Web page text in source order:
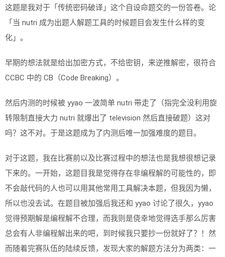
这题是我对于「传统密码破译」这个自设命题交的一份答卷。论
「当 nutri 成为出题人解题工具的时候题目会发生什么样的变
化」。
早期的想法就是给出加密方式，不给密钥，来逆推解密，很符合
CCBC 中的 CB（Code Breaking）。
然后内测的时候被 yyao 一波简单 nutri 带走了（指完全没利用旋
转限制直接大力 nutri 就爆出了 television 然后直接破题）这对
吗？这不对。于是这题成为了内测后唯一加强难度的题目。
对于这题，我在比赛前以及比赛过程中的想法也是我想很想记录
下来的。一开始，这题目我是觉得存在非编程解的可能性的，即
不会敲代码的人也可以用其他常用工具解决本题，但我因为懒，
所以也没去试。在题目被加强后我还和 yyao 讨论了很久，yyao
觉得预期解是编程解不合理，而我则是侥幸地觉得选手那么厉害
总会有人非编程解出来的吧，到时候我只要抄一份就好了？！然
而随着完赛队伍的陆续反馈，发现大家的解题方法分为两类：一